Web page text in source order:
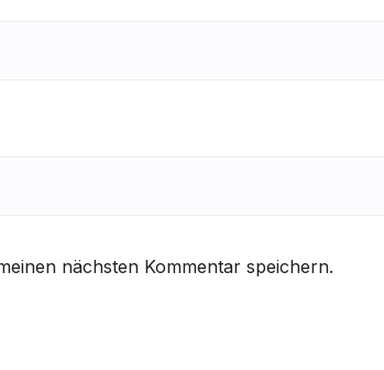
nächsten Kommentar speichern.